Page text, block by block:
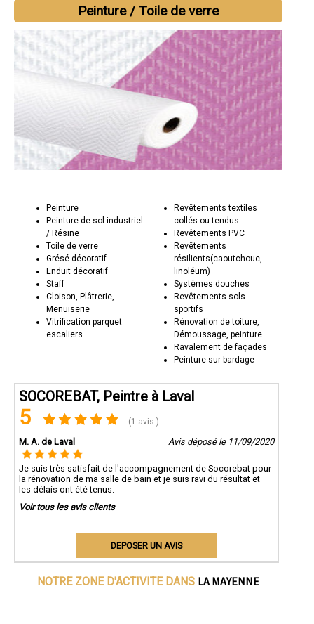
Peinture / Toile de verre
Peinture
Peinture de sol industriel
/ Résine
Toile de verre
Grésé décoratif
Enduit décoratif
Staff
Cloison, Plâtrerie,
Menuiserie
Vitrification parquet
escaliers
Revêtements textiles
collés ou tendus
Revêtements PVC
Revêtements
résilients(caoutchouc,
linoléum)
Systèmes douches
Revêtements sols
sportifs
Rénovation de toiture,
Démoussage, peinture
Ravalement de façades
Peinture sur bardage
SOCOREBAT, Peintre à Laval
5 (1 avis )
M. A. de Laval Avis déposé le 11/09/2020
Je suis très satisfait de l'accompagnement de Socorebat pour
la rénovation de ma salle de bain et je suis ravi du résultat et
les délais ont été tenus.
Voir tous les avis clients
DEPOSER UN AVIS
NOTRE ZONE D'ACTIVITE DANS LA MAYENNE